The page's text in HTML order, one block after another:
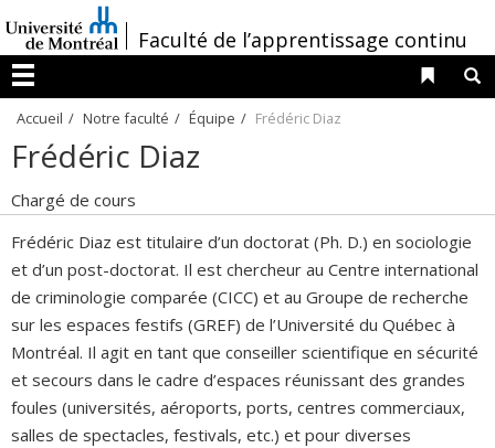
au
contenu
/Faculté de l’apprentissage continu
Menu
Liens
Accueil Notre faculté Équipe Frédéric Diaz
Frédéric Diaz
Chargé de cours
Frédéric Diaz est titulaire d’un doctorat (Ph. D.) en sociologie
et d’un post-doctorat. Il est chercheur au Centre international
de criminologie comparée (CICC) et au Groupe de recherche
sur les espaces festifs (GREF) de l’Université du Québec à
Montréal. Il agit en tant que conseiller scientifique en sécurité
et secours dans le cadre d’espaces réunissant des grandes
foules (universités, aéroports, ports, centres commerciaux,
salles de spectacles, festivals, etc.) et pour diverses